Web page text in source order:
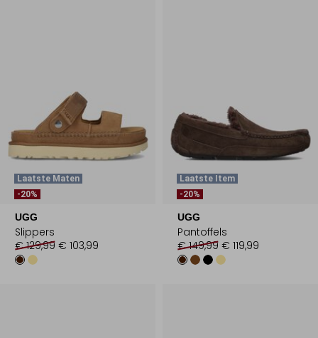
Laatste Maten
-20%
UGG
Slippers
€ 129,99 € 103,99
Laatste Item
-20%
UGG
Pantoffels
€ 149,99 € 119,99